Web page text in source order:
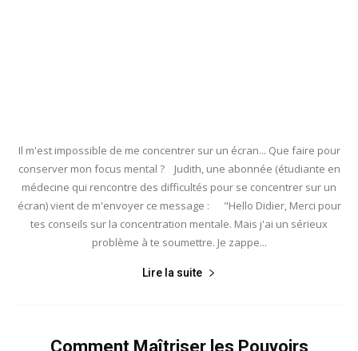
Il m'est impossible de me concentrer sur un écran... Que faire pour
conserver mon focus mental ? Judith, une abonnée (étudiante en
médecine qui rencontre des difficultés pour se concentrer sur un
écran) vient de m'envoyer ce message : "Hello Didier, Merci pour
tes conseils sur la concentration mentale. Mais j'ai un sérieux
problème à te soumettre. Je zappe...
Lire la suite
Comment Maîtriser les Pouvoirs